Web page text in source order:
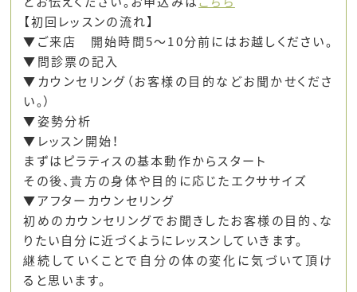
【初回レッスンの流れ】
▼ご来店 開始時間5～10分前にはお越しください。
▼問診票の記入
▼カウンセリング（お客様の目的などお聞かせくださ
い。）
▼姿勢分析
▼レッスン開始！
まずはピラティスの基本動作からスタート
その後、貴方の身体や目的に応じたエクササイズ
▼アフターカウンセリング
初めのカウンセリングでお聞きしたお客様の目的、な
りたい自分に近づくようにレッスンしていきます。
継続していくことで自分の体の変化に気づいて頂け
ると思います。